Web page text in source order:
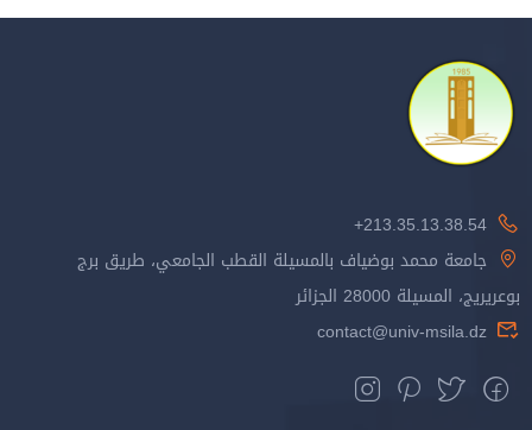
213.35.13.38.54+
جامعة محمد بوضياف بالمسيلة القطب الجامعي، طريق برج
بوعريريج، المسيلة 28000 الجزائر
contact@univ-msila.dz